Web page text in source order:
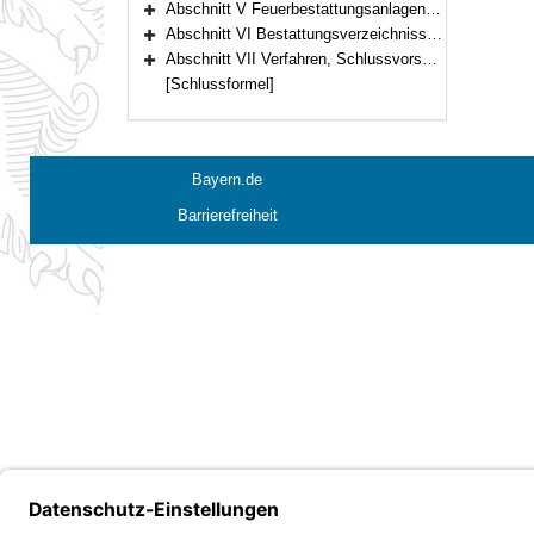
Bereich erweitern
Abschnitt V Feuerbestattungsanlagen (§§ 22–28)
Bereich erweitern
Abschnitt VI Bestattungsverzeichnisse und Bestattungszubehör (§§ 29–30)
Bereich erweitern
Abschnitt VII Verfahren, Schlussvorschriften (§§ 31–36)
[Schlussformel]
Bayern.de
Barrierefreiheit